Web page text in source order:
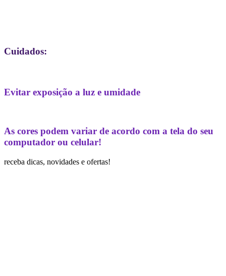
Cuidados:
Evitar exposição a luz e umidade
As cores podem variar de acordo com a tela do seu
computador ou celular!
receba dicas, novidades e ofertas!